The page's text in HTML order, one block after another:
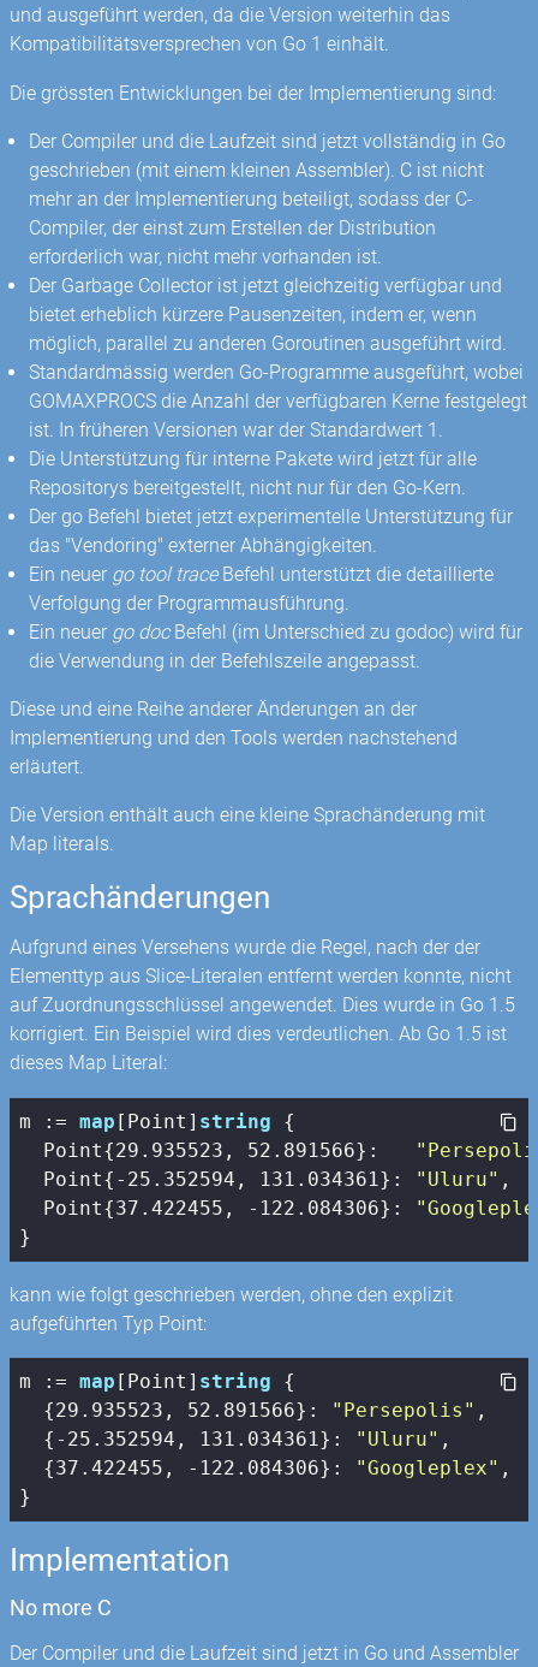
und ausgeführt werden, da die Version weiterhin das
Kompatibilitätsversprechen von Go 1 einhält.
Die grössten Entwicklungen bei der Implementierung sind:
Der Compiler und die Laufzeit sind jetzt vollständig in Go
geschrieben (mit einem kleinen Assembler). C ist nicht
mehr an der Implementierung beteiligt, sodass der C-
Compiler, der einst zum Erstellen der Distribution
erforderlich war, nicht mehr vorhanden ist.
Der Garbage Collector ist jetzt gleichzeitig verfügbar und
bietet erheblich kürzere Pausenzeiten, indem er, wenn
möglich, parallel zu anderen Goroutinen ausgeführt wird.
Standardmässig werden Go-Programme ausgeführt, wobei
GOMAXPROCS die Anzahl der verfügbaren Kerne festgelegt
ist. In früheren Versionen war der Standardwert 1.
Die Unterstützung für interne Pakete wird jetzt für alle
Repositorys bereitgestellt, nicht nur für den Go-Kern.
Der go Befehl bietet jetzt experimentelle Unterstützung für
das "Vendoring" externer Abhängigkeiten.
Ein neuer go tool traceBefehl unterstützt die detaillierte
Verfolgung der Programmausführung.
Ein neuer go docBefehl (im Unterschied zu godoc) wird für
die Verwendung in der Befehlszeile angepasst.
Diese und eine Reihe anderer Änderungen an der
Implementierung und den Tools werden nachstehend
erläutert.
Die Version enthält auch eine kleine Sprachänderung mit
Map literals.
Sprachänderungen
Aufgrund eines Versehens wurde die Regel, nach der der
Elementtyp aus Slice-Literalen entfernt werden konnte, nicht
auf Zuordnungsschlüssel angewendet. Dies wurde in Go 1.5
korrigiert. Ein Beispiel wird dies verdeutlichen. Ab Go 1.5 ist
dieses Map Literal:
m := map [Point] string {
  Point{
29.935523 , 52.891566}:
  Point{
-25.352594 , 131.034361 }: "Uluru" ,
  Point{
37.422455 , -122.084306}:
}
kann wie folgt geschrieben werden, ohne den explizit
aufgeführten Typ Point:
m := map [Point] string {
  {
29.935523 , 52.891566}: "Persepolis" ,
  {
-25.352594 , 131.034361}: "Uluru" ,
  {
37.422455 , -122.084306}: "Googleplex" ,
}
Implementation
No more C
Der Compiler und die Laufzeit sind jetzt in Go und Assembler